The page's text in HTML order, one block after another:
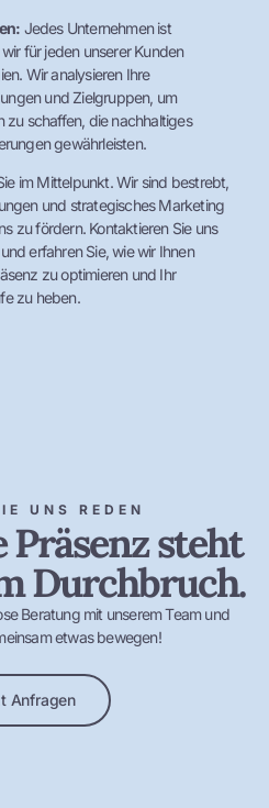
Jedes Unternehmen ist
für jeden unserer Kunden
Wir analysieren Ihre
und Zielgruppen, um
schaffen, die nachhaltiges
gewährleisten.
im Mittelpunkt. Wir sind bestrebt,
und strategisches Marketing
zu fördern. Kontaktieren Sie uns
erfahren Sie, wie wir Ihnen
zu optimieren und Ihr
zu heben.
UNS REDEN
steht
Durchbruch.
Beratung mit unserem Team und
etwas bewegen!
Anfragen